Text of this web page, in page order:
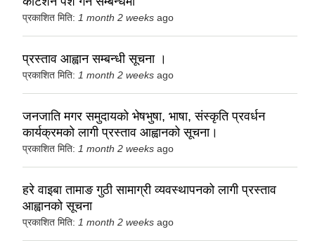
प्रकाशित मिति: 1 month 2 weeks ago
प्रस्ताव आह्वान सम्बन्धी सूचना ।
प्रकाशित मिति: 1 month 2 weeks ago
जनजाति मगर समुदायको भेषभुषा, भाषा, संस्कृति प्रवर्धन
कार्यक्रमको लागी प्रस्ताव आह्वानको सूचना।
प्रकाशित मिति: 1 month 2 weeks ago
हरे वाइबा तामाङ गुठी सामाग्री व्यवस्थापनको लागी प्रस्ताव
आह्वानको सूचना
प्रकाशित मिति: 1 month 2 weeks ago